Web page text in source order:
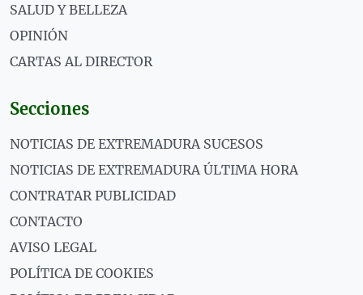
SALUD Y BELLEZA
OPINIÓN
CARTAS AL DIRECTOR
Secciones
NOTICIAS DE EXTREMADURA SUCESOS
NOTICIAS DE EXTREMADURA ÚLTIMA HORA
CONTRATAR PUBLICIDAD
CONTACTO
AVISO LEGAL
POLÍTICA DE COOKIES